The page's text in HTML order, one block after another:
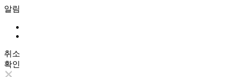
알림
취소
확인